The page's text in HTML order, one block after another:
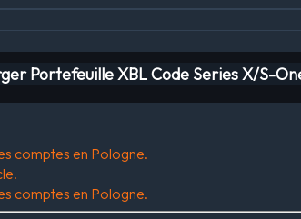
Portefeuille XBL Code Series X/S-
comptes en Pologne.
comptes en Pologne.